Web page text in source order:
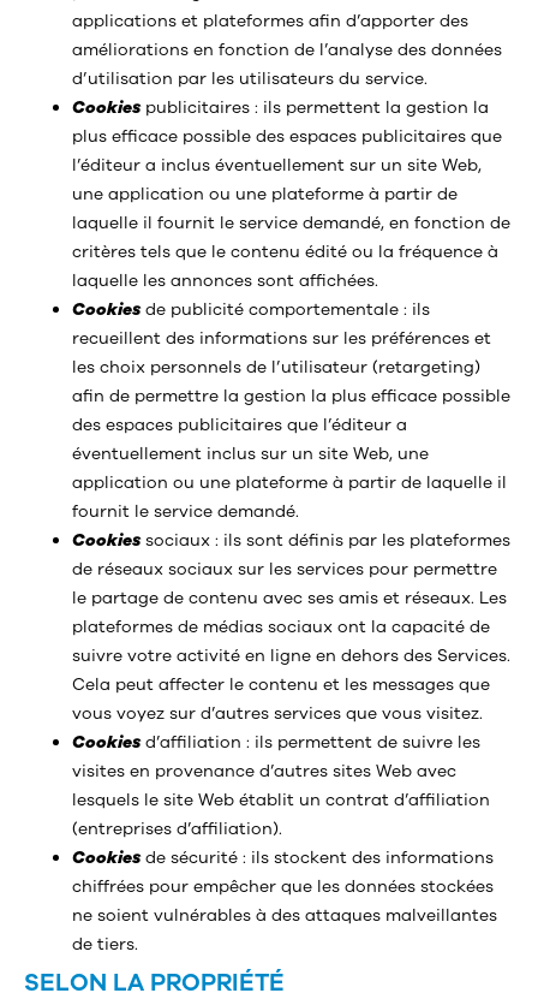
applications et plateformes afin d’apporter des
améliorations en fonction de l’analyse des données
d’utilisation par les utilisateurs du service.
Cookiespublicitaires : ils permettent la gestion la
plus efficace possible des espaces publicitaires que
l’éditeur a inclus éventuellement sur un site Web,
une application ou une plateforme à partir de
laquelle il fournit le service demandé, en fonction de
critères tels que le contenu édité ou la fréquence à
laquelle les annonces sont affichées.
Cookiesde publicité comportementale : ils
recueillent des informations sur les préférences et
les choix personnels de l’utilisateur (retargeting)
afin de permettre la gestion la plus efficace possible
des espaces publicitaires que l’éditeur a
éventuellement inclus sur un site Web, une
application ou une plateforme à partir de laquelle il
fournit le service demandé.
Cookiessociaux : ils sont définis par les plateformes
de réseaux sociaux sur les services pour permettre
le partage de contenu avec ses amis et réseaux. Les
plateformes de médias sociaux ont la capacité de
suivre votre activité en ligne en dehors des Services.
Cela peut affecter le contenu et les messages que
vous voyez sur d’autres services que vous visitez.
Cookiesd’affiliation : ils permettent de suivre les
visites en provenance d’autres sites Web avec
lesquels le site Web établit un contrat d’affiliation
(entreprises d’affiliation).
Cookiesde sécurité : ils stockent des informations
chiffrées pour empêcher que les données stockées
ne soient vulnérables à des attaques malveillantes
de tiers.
SELON LA PROPRIÉTÉ